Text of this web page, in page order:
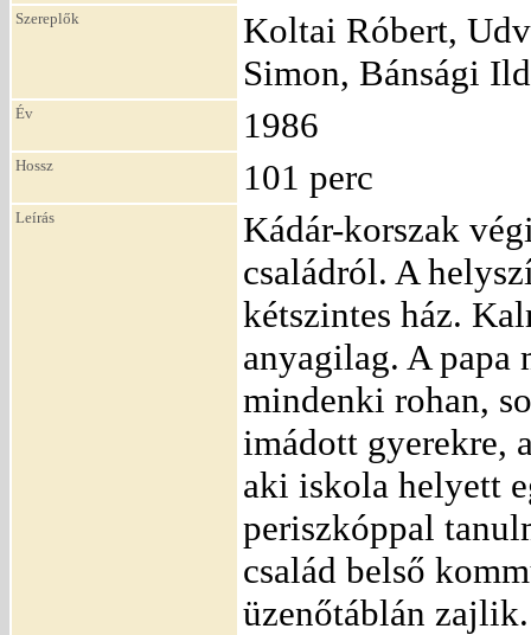
Szereplők
Koltai Róbert,
Simon, Bánsági
Év 1986
Hossz 101 perc
Leírás
Kádár-korszak
családról. A
kétszintes ház.
anyagilag. A papa
mindenki rohan,
imádott gyerekre,
aki iskola helyett
periszkóppal
család belső
üzenőtáblán zajlik.